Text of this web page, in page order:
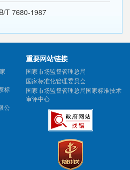
T 7680-1987
标
公
重要网站链接
国家市场监督管理总局
国家标准化管理委员会
国家市场监督管理总局国家标准技术
审评中心